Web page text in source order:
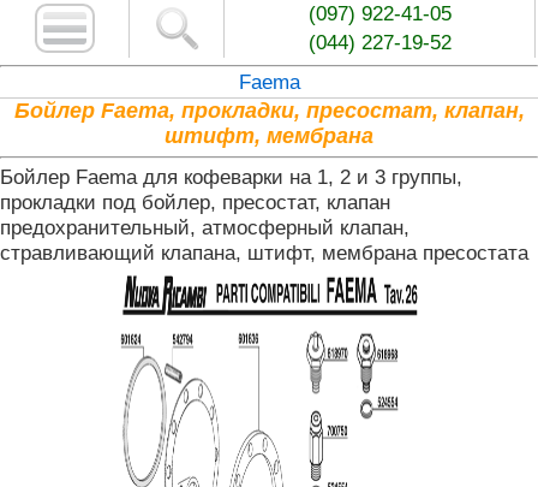
(097) 922-41-05
(044) 227-19-52
Faema
Бойлер Faema, прокладки, пресостат, клапан,
штифт, мембрана
Бойлер Faema для кофеварки на 1, 2 и 3 группы,
прокладки под бойлер, пресостат, клапан
предохранительный, атмосферный клапан,
стравливающий клапана, штифт, мембрана пресостата